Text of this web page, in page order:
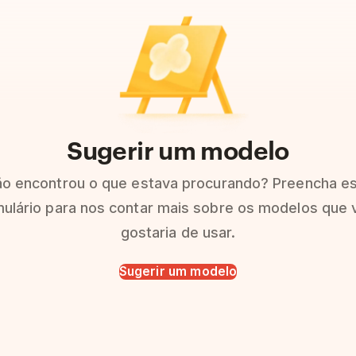
Sugerir um modelo
encontrou o que estava procurando? Preencha
para nos contar mais sobre os modelos que
gostaria de usar.
Sugerir um modelo